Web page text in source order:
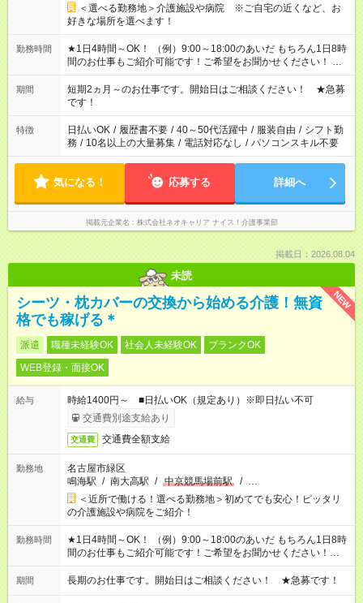
＜選べる勤務地＞介護施設や病院 ※ご自宅の近くなど、お
好きな場所を選べます！
勤務時間
★1日4時間～OK！ （例）9:00～18:00のあいだ もちろん1日8時
間のお仕事もご紹介可能です！ご希望をお聞かせください！ ※
週最低15時間以上の勤務が必要です
期間
短期2ヵ月～のお仕事です。開始日はご相談ください！ ★急募
です！
特徴 日払いOK / 履歴書不要 / 40～50代活躍中 / 服装自由 / シフト勤
務 / 10名以上の大量募集 / 電話対応なし / パソコンスキル不要
気になる！ 応募する 詳細へ
掲載元企業名 株式会社ネオキャリア ナイス！介護事業部
掲載日：2026.08.04
未読
NEW
シーツ・枕カバーの交換から始める介護！無資
格でも稼げる＊
派遣 職種未経験OK 社会人未経験OK
ブランクOK
WEB登録・面接OK
給与
時給1400円～ ■日払いOK（規定あり）※即日払い不可
交通費別途支給あり
交通費 交通費全額支給
勤務地
名古屋市緑区
鳴海駅 / 南大高駅 / 中京競馬場前駅 / …
＜近所で働ける！選べる勤務地＞初めてでも安心！ピッタリ
の介護施設や病院をご紹介！
勤務時間
★1日4時間～OK！ （例）9:00～18:00のあいだ もちろん1日8時
間のお仕事もご紹介可能です！ご希望をお聞かせください！★家
庭の都合でお休みが必要な場合も遠慮なくご相談ください。 ※
週最低15時間以上の勤務が必要です
期間 長期のお仕事です。開始日はご相談ください！ ★急募です！